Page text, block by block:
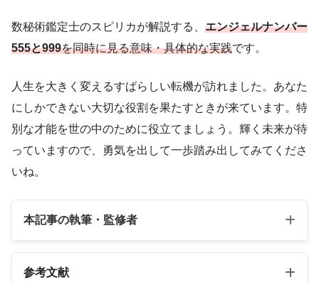
数秘術鑑定士のスピリカが解説する、 エンジェルナンバー
555と999を同時に見る意味・具体的な実践です。
人生を大きく変えるすばらしい転機が訪れました。あなた
にしかできない大切な役割を果たすときが来ています。特
別な才能を世の中のために役立てましょう。輝く未来が待
っていますので、勇気を出して一歩踏み出してみてくださ
いね。
本記事の執筆・監修者
参考文献